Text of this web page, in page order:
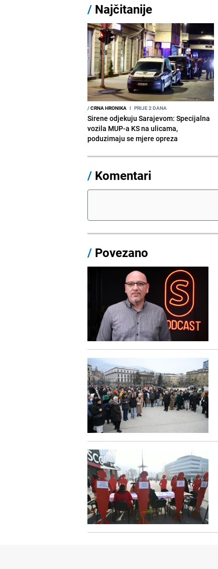
/ Najčitanije
/CRNA HRONIKA I PRIJE 2 DANA
Sirene odjekuju Sarajevom: Specijalna
vozila MUP-a KS na ulicama,
poduzimaju se mjere opreza
/ Komentari
/ Povezano